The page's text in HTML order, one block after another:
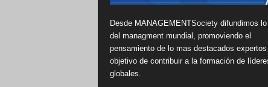
Desde MANAGEMENTSociety difundimos
del managment mundial, promoviendo el
pensamiento de lo mas destacados expertos
objetivo de contribuir a la formación de
globales.